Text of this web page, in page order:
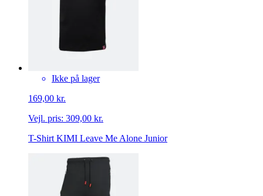
Ikke på lager
169,00 kr.
Vejl. pris: 309,00 kr.
T-Shirt KIMI Leave Me Alone Junior